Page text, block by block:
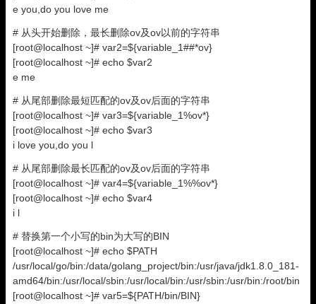
e you,do you love me
# 从头开始删除，最长删除ov及ov以前的字符串
[root@localhost ~]# var2=${variable_1##*ov}
[root@localhost ~]# echo $var2
e me
# 从尾部删除最短匹配的ov及ov后面的字符串
[root@localhost ~]# var3=${variable_1%ov*}
[root@localhost ~]# echo $var3
i love you,do you l
# 从尾部删除最长匹配的ov及ov后面的字符串
[root@localhost ~]# var4=${variable_1%%ov*}
[root@localhost ~]# echo $var4
i l
# 替换第一个小写的bin为大写的BIN
[root@localhost ~]# echo $PATH
/usr/local/go/bin:/data/golang_project/bin:/usr/java/jdk1.8.0_181-
amd64/bin:/usr/local/sbin:/usr/local/bin:/usr/sbin:/usr/bin:/root/bin
[root@localhost ~]# var5=${PATH/bin/BIN}